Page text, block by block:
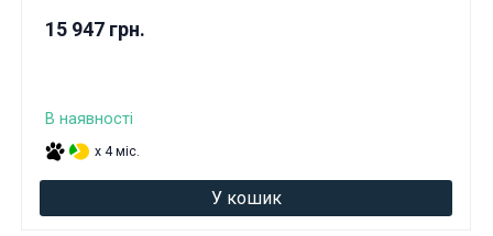
15 947 грн.
В наявності
x 4 міс.
У кошик